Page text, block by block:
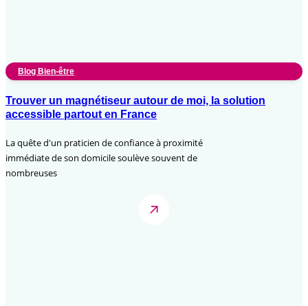
Blog Bien-être
Trouver un magnétiseur autour de moi, la solution
accessible partout en France
La quête d'un praticien de confiance à proximité
immédiate de son domicile soulève souvent de
nombreuses